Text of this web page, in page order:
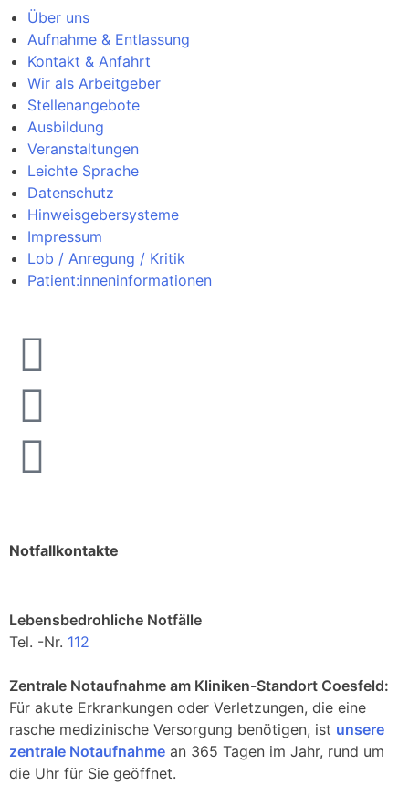
Über uns
Aufnahme & Entlassung
Kontakt & Anfahrt
Wir als Arbeitgeber
Stellenangebote
Ausbildung
Veranstaltungen
Leichte Sprache
Datenschutz
Hinweisgebersysteme
Impressum
Lob / Anregung / Kritik
Patient:inneninformationen
Notfallkontakte
Lebensbedrohliche Notfälle
Tel. -Nr. 112
Zentrale Notaufnahme am Kliniken-Standort Coesfeld:
Für akute Erkrankungen oder Verletzungen, die eine
rasche medizinische Versorgung benötigen, ist unsere
zentrale Notaufnahme an 365 Tagen im Jahr, rund um
die Uhr für Sie geöffnet.